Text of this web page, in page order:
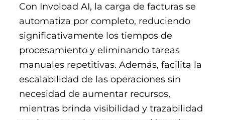
Con Invoload AI, la carga de facturas se
automatiza por completo, reduciendo
significativamente los tiempos de
procesamiento y eliminando tareas
manuales repetitivas. Además, facilita la
escalabilidad de las operaciones sin
necesidad de aumentar recursos,
mientras brinda visibilidad y trazabilidad